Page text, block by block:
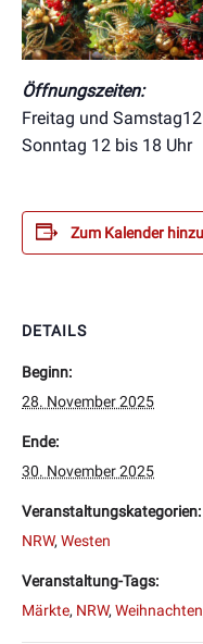
Öffnungszeiten:
Freitag und
Sonntag 12 bis 18 Uhr
Zum Kalender
DETAILS
Beginn:
28. November 2025
Ende:
30. November 2025
Veranstaltungskategorien:
NRW, Westen
Veranstaltung-Tags:
Märkte, NRW, Weihnachten